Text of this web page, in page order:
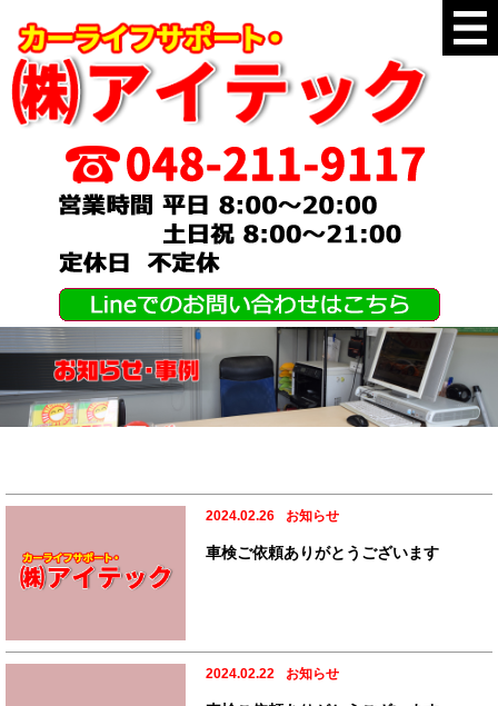
2024.02.26 お知らせ
車検ご依頼ありがとうございます
2024.02.22 お知らせ